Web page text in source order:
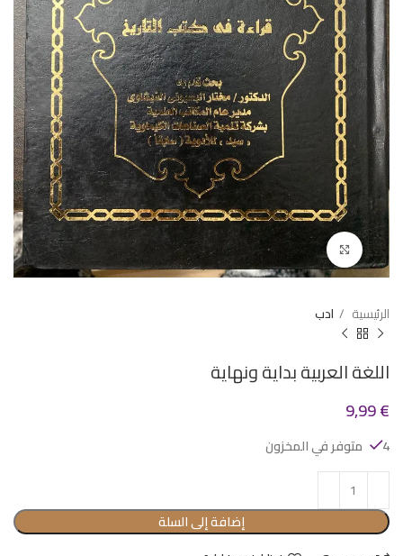
Click to enlarge
الرئيسية ادب
اللغة العربية بداية ونهاية
9,99€
4 متوفر في المخزون
إضافة إلى السلة